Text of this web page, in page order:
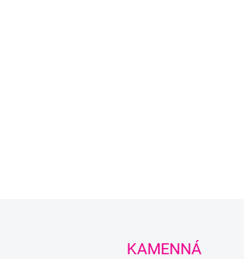
KAMENNÁ